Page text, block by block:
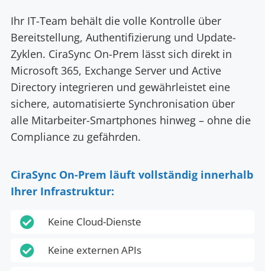
Ihr IT-Team behält die volle Kontrolle über
Bereitstellung, Authentifizierung und Update-
Zyklen. CiraSync On-Prem lässt sich direkt in
Microsoft 365, Exchange Server und Active
Directory integrieren und gewährleistet eine
sichere, automatisierte Synchronisation über
alle Mitarbeiter-Smartphones hinweg – ohne die
Compliance zu gefährden.
CiraSync On-Prem läuft vollständig innerhalb
Ihrer Infrastruktur:
 Keine Cloud-Dienste
 Keine externen APIs